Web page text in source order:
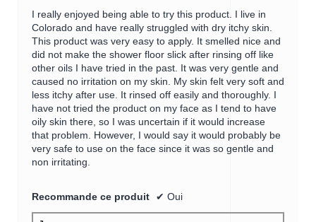
I really enjoyed being able to try this product. I live in
Colorado and have really struggled with dry itchy skin.
This product was very easy to apply. It smelled nice and
did not make the shower floor slick after rinsing off like
other oils I have tried in the past. It was very gentle and
caused no irritation on my skin. My skin felt very soft and
less itchy after use. It rinsed off easily and thoroughly. I
have not tried the product on my face as I tend to have
oily skin there, so I was uncertain if it would increase
that problem. However, I would say it would probably be
very safe to use on the face since it was so gentle and
non irritating.
Recommande ce produit ✔ Oui